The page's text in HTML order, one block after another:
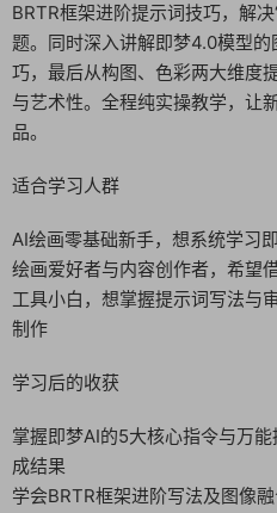
BRTR框架进阶提示词技巧，解
题。同时深入讲解即梦4.0模型
巧，最后从构图、色彩两大维度
与艺术性。全程纯实操教学，让
品。
适合学习人群
AI绘画零基础新手，想系统学习
绘画爱好者与内容创作者，希望
工具小白，想掌握提示词写法与
制作
学习后的收获
掌握即梦AI的5大核心指令与万
成结果
学会BRTR框架进阶写法及图像